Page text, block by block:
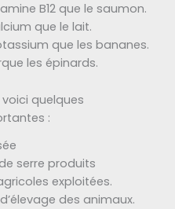
B12 que le saumon.
que le lait.
que les bananes.
les épinards.
quelques
:
serre produits
exploitées.
des animaux.